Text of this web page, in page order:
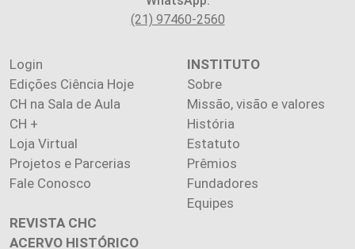
(21) 97460-2560
Login
Edições Ciência Hoje
CH na Sala de Aula
CH +
Loja Virtual
Projetos e Parcerias
Fale Conosco
INSTITUTO
Sobre
Missão, visão e valores
História
Estatuto
Prêmios
Fundadores
Equipes
REVISTA CHC
ACERVO HISTÓRICO